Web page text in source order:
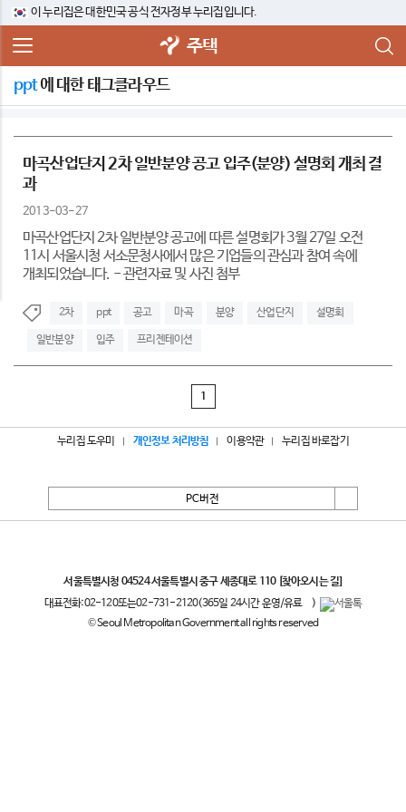
이 누리집은 대한민국 공식 전자정부 누리집입니다.
주택
ppt에 대한 태그클라우드
마곡산업단지 2차 일반분양 공고 입주(분양) 설명회 개최 결
과
2013-03-27
마곡산업단지 2차 일반분양 공고에 따른 설명회가 3월 27일 오전
11시 서울시청 서소문청사에서 많은 기업들의 관심과 참여 속에
개최되었습니다. - 관련자료 및 사진 첨부
2차 ppt 공고 마곡 분양 산업단지 설명회
일반분양 입주 프리젠테이션
1
누리집 도우미 개인정보 처리방침 이용약관 누리집 바로잡기
PC버전
서울특별시청 04524 서울특별시 중구 세종대로 110 [찾아오시는 길]
대표전화:02-120또는02-731-2120(365일 24시간 운영/유료
)
© Seoul Metropolitan Government all rights reserved